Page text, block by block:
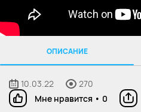
ОПИСАНИЕ
10.03.22
270
Мне нравится • 0